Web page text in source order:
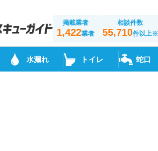
掲載業者
1,422業者
相談件数
55,710件以上※
水漏れ トイレ 蛇口